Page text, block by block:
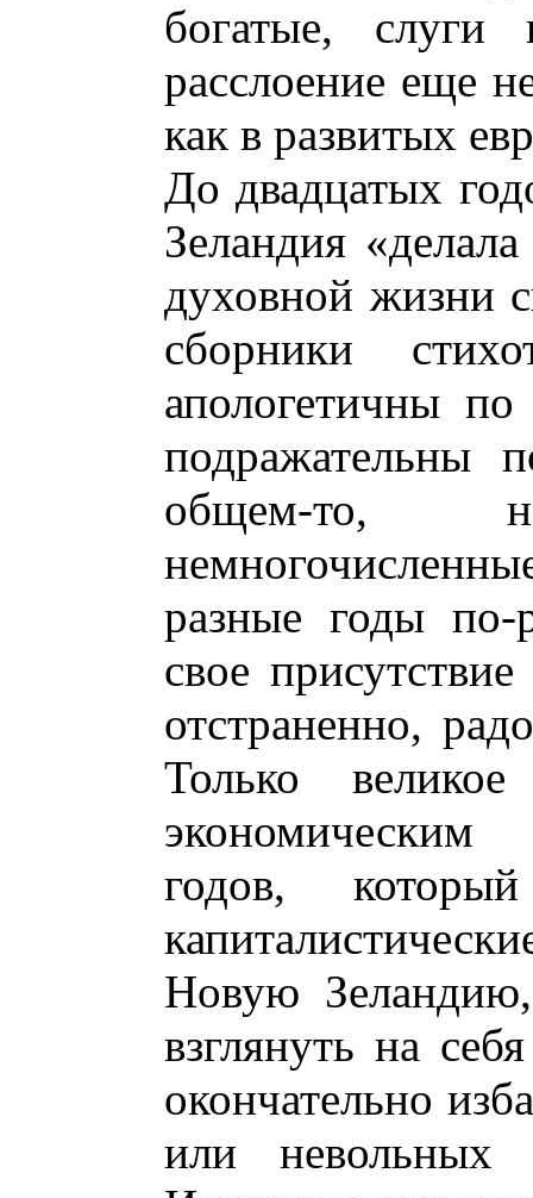
богатые,
расслоение еще
как в развитых
До двадцатых
Зеландия
духовной жизни
сборники
апологетичны
подражательны
общем-
разные годы по-
свое
отстраненно,
Только
годов,
Новую
взглянуть на
окончательно
или невольных